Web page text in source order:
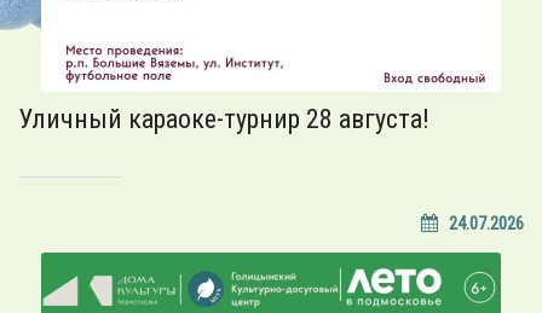
Уличный караоке-турнир 28 августа!
24.07.2026